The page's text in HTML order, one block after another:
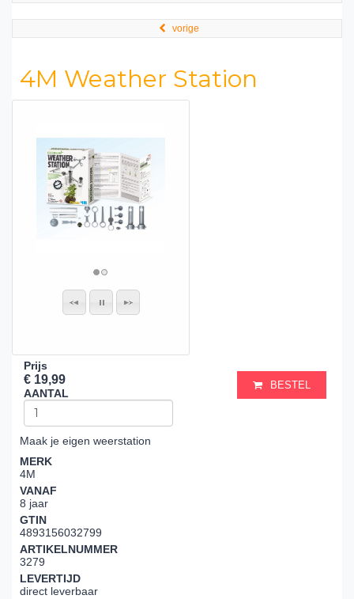
vorige
4M Weather Station
Prijs
€ 19,99
AANTAL
BESTEL
Maak je eigen weerstation
MERK
4M
VANAF
8 jaar
GTIN
4893156032799
ARTIKELNUMMER
3279
LEVERTIJD
direct leverbaar